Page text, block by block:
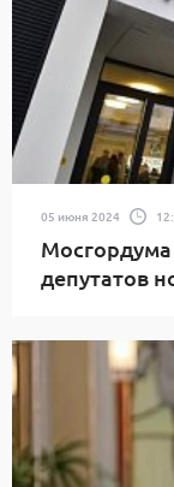
05 июня 2024
депутатов